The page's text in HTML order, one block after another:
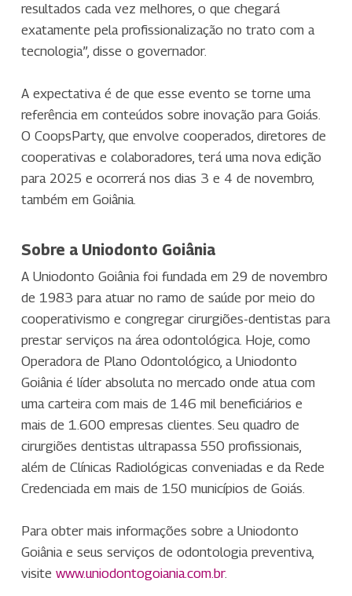
resultados cada vez melhores, o que chegará
exatamente pela profissionalização no trato com a
tecnologia”, disse o governador.
A expectativa é de que esse evento se torne uma
referência em conteúdos sobre inovação para Goiás.
O CoopsParty, que envolve cooperados, diretores de
cooperativas e colaboradores, terá uma nova edição
para 2025 e ocorrerá nos dias 3 e 4 de novembro,
também em Goiânia.
Sobre a Uniodonto Goiânia
A Uniodonto Goiânia foi fundada em 29 de novembro
de 1983 para atuar no ramo de saúde por meio do
cooperativismo e congregar cirurgiões-dentistas para
prestar serviços na área odontológica. Hoje, como
Operadora de Plano Odontológico, a Uniodonto
Goiânia é líder absoluta no mercado onde atua com
uma carteira com mais de 146 mil beneficiários e
mais de 1.600 empresas clientes. Seu quadro de
cirurgiões dentistas ultrapassa 550 profissionais,
além de Clínicas Radiológicas conveniadas e da Rede
Credenciada em mais de 150 municípios de Goiás.
Para obter mais informações sobre a Uniodonto
Goiânia e seus serviços de odontologia preventiva,
visite www.uniodontogoiania.com.br.